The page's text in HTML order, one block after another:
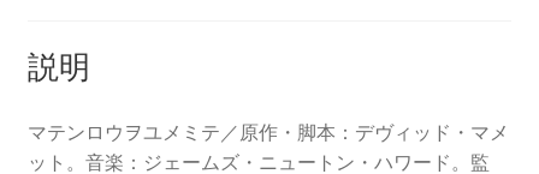
説明
マテンロウヲユメミテ／原作・脚本：デヴィッド・マメ
ット。音楽：ジェームズ・ニュートン・ハワード。監